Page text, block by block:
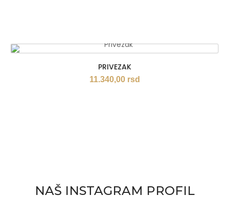
PRIVEZAK
11.340,00 rsd
NAŠ INSTAGRAM PROFIL